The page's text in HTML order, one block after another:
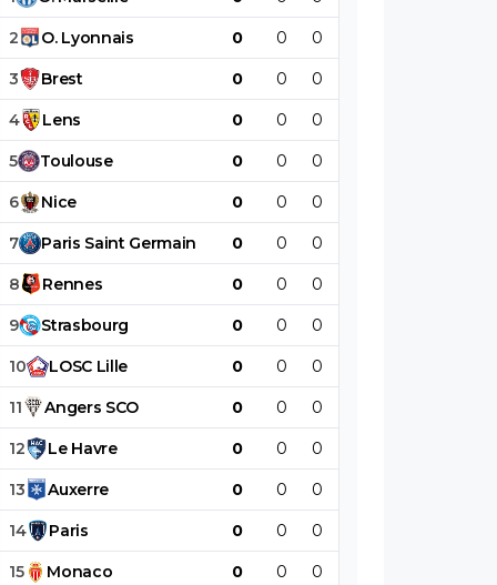
2 O. Lyonnais 0 0 0
3 Brest 0 0 0
4 Lens 0 0 0
5 Toulouse 0 0 0
6 Nice 0 0 0
7 Paris Saint Germain 0 0 0
8 Rennes 0 0 0
9 Strasbourg 0 0 0
10 LOSC Lille 0 0 0
11 Angers SCO 0 0 0
12 Le Havre 0 0 0
13 Auxerre 0 0 0
14 Paris 0 0 0
15 Monaco 0 0 0